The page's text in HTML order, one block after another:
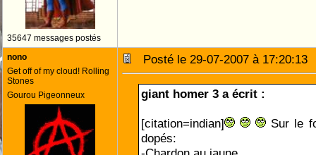
35647 messages postés
nono
Get off of my cloud! Rolling
Stones
Gourou Pigeonneux
Posté le 29-07-2007 à
giant homer 3 a écrit :
[citation=indian]
Sur le
dopés: